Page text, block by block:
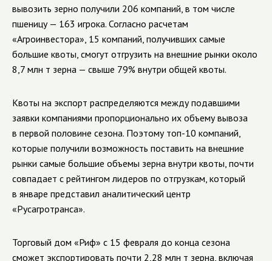
вывозить зерно получили 206 компаний, в том числе
пшеницу — 163 игрока. Согласно расчетам
«Агроинвестора», 15 компаний, получивших самые
большие квоты, смогут отгрузить на внешние рынки около
8,7 млн т зерна — свыше 79% внутри общей квоты.
Квоты на экспорт распределяются между подавшими
заявки компаниями пропорционально их объему вывоза
в первой половине сезона. Поэтому топ-10 компаний,
которые получили возможность поставить на внешние
рынки самые большие объемы зерна внутри квоты, почти
совпадает с рейтингом лидеров по отгрузкам, который
в январе представил аналитический центр
«Русагротранса».
Торговый дом «Риф» с 15 февраля до конца сезона
сможет экспортировать почти 2,28 млн т зерна, включая